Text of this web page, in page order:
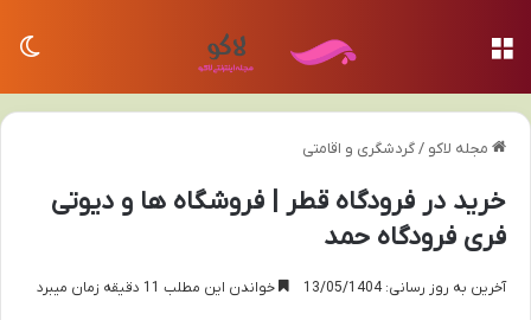
مجله لاکو /گردشگری و اقامتی
خرید در فرودگاه قطر | فروشگاه ها و دیوتی
فری فرودگاه حمد
آخرین به روز رسانی: 13/05/1404 خواندن این مطلب 11 دقیقه زمان میبرد